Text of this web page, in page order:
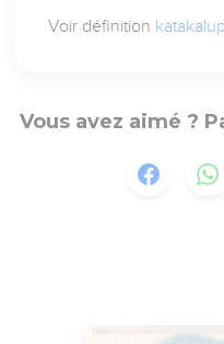
Voir définition
Vous avez aimé ?